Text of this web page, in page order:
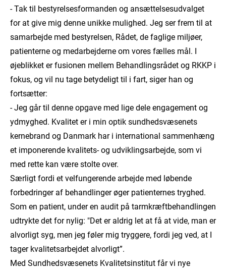
- Tak til bestyrelsesformanden og ansættelsesudvalget
for at give mig denne unikke mulighed. Jeg ser frem til at
samarbejde med bestyrelsen, Rådet, de faglige miljøer,
patienterne og medarbejderne om vores fælles mål. I
øjeblikket er fusionen mellem Behandlingsrådet og RKKP i
fokus, og vil nu tage betydeligt til i fart, siger han og
fortsætter:
- Jeg går til denne opgave med lige dele engagement og
ydmyghed. Kvalitet er i min optik sundhedsvæsenets
kernebrand og Danmark har i international sammenhæng
et imponerende kvalitets- og udviklingsarbejde, som vi
med rette kan være stolte over.
Særligt fordi et velfungerende arbejde med løbende
forbedringer af behandlinger øger patienternes tryghed.
Som en patient, under en audit på tarmkræftbehandlingen
udtrykte det for nylig: "Det er aldrig let at få at vide, man er
alvorligt syg, men jeg føler mig tryggere, fordi jeg ved, at I
tager kvalitetsarbejdet alvorligt”.
Med Sundhedsvæsenets Kvalitetsinstitut får vi nye